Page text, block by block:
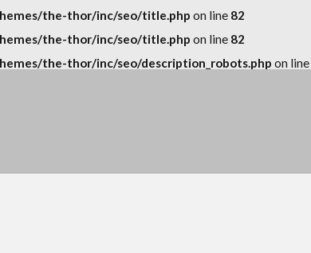
the-thor/inc/seo/title.php on line 82
the-thor/inc/seo/title.php on line 82
the-thor/inc/seo/description_robots.php on line